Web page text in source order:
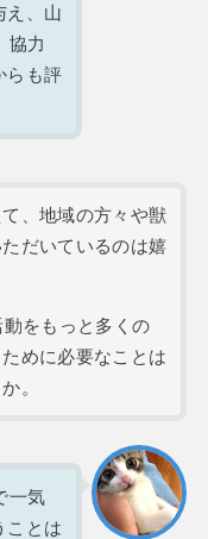
え、山
協力
らも評
、地域の方々や獣
だいているのは嬉
をもっと多くの
めに必要なことは
。
一気
ことは